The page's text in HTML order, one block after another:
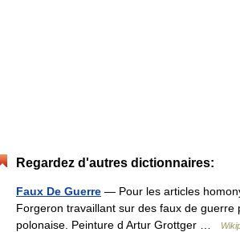
Regardez d'autres dictionnaires:
Faux De Guerre — Pour les articles
Forgeron travaillant sur des faux de guerre
polonaise. Peinture d Artur Grottger …